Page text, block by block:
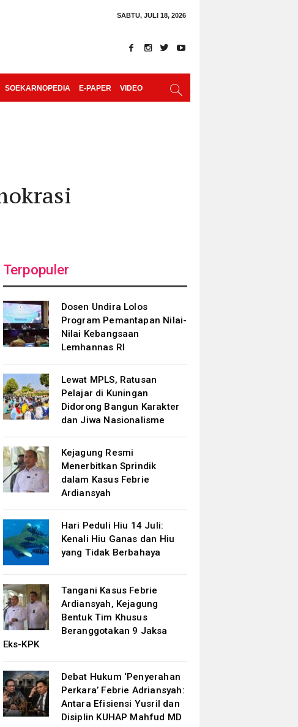
SABTU, JULI 18, 2026
SOEKARNOPEDIA E-PAPER VIDEO
Terpopuler
Dosen Undira Lolos
Program Pemantapan Nilai-
Nilai Kebangsaan
Lemhannas RI
Lewat MPLS, Ratusan
Pelajar di Kuningan
Didorong Bangun Karakter
dan Jiwa Nasionalisme
Kejagung Resmi
Menerbitkan Sprindik
dalam Kasus Febrie
Ardiansyah
Hari Peduli Hiu 14 Juli:
Kenali Hiu Ganas dan Hiu
yang Tidak Berbahaya
Tangani Kasus Febrie
Ardiansyah, Kejagung
Bentuk Tim Khusus
Beranggotakan 9 Jaksa
Eks-KPK
Debat Hukum ‘Penyerahan
Perkara’ Febrie Adriansyah:
Antara Efisiensi Yusril dan
Disiplin KUHAP Mahfud MD